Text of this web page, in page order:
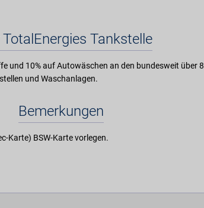
TotalEnergies Tankstelle
und 10% auf Autowäschen an den bundesweit über
und Waschanlagen.
Bemerkungen
Karte) BSW-Karte vorlegen.